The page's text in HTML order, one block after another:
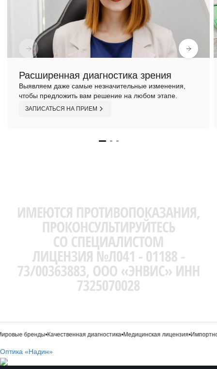
Расширенная диагностика зрения
Выявляем даже самые незначительные изменения,
чтобы предложить вам решение на любом этапе.
ЗАПИСАТЬСЯ НА ПРИЕМ
бренды•Качественная диагностика•Медицинская лицензия•
Оптика «Надин»